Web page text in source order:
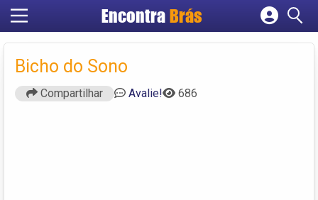
Encontra Brás
Cadastrar empresa
Bicho do Sono
Compartilhar Avalie! 686